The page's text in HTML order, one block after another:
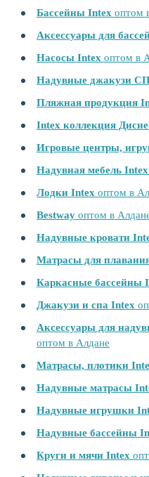
Бассейны Intex оптом
Аксессуары для
Насосы Intex оптом в
Надувные джакузи
Пляжная продукция
Intex коллекция
Игровые центры,
Надувная мебель Intex
Лодки Intex оптом в
Bestway оптом в
Надувные кровати
Матрасы для
Каркасные бассейны
Джакузи и спа Intex
Аксессуары для
оптом в Алдане
Матрасы, плотики
Надувные матрасы
Надувные игрушки
Надувные бассейны
Круги и мячи Intex